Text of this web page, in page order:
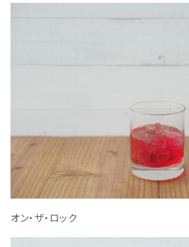
オン・ザ・ロック